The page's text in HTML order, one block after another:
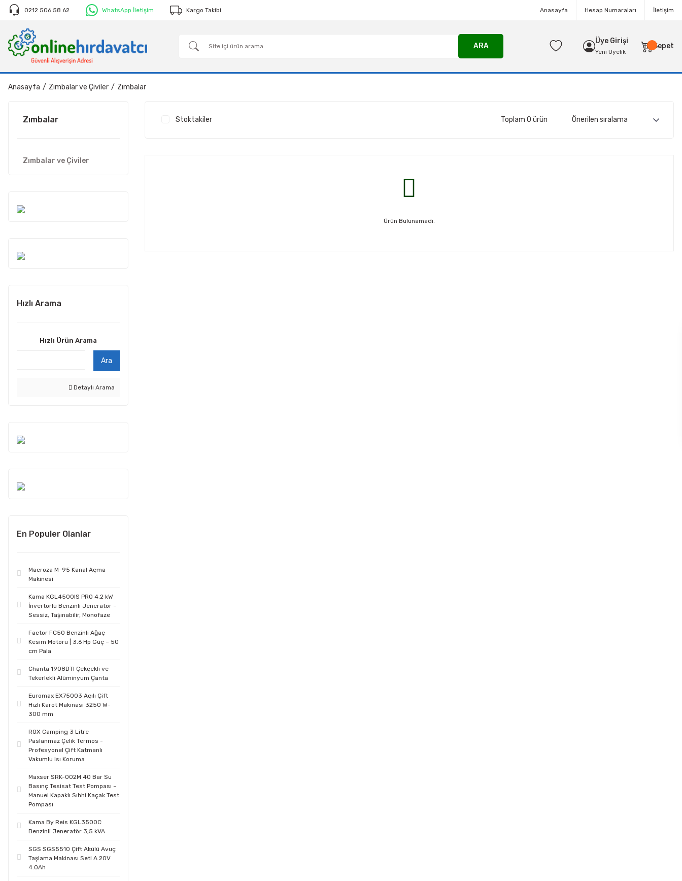
0212 506 58 62 WhatsApp İletişim Kargo Takibi Anasayfa Hesap Numaraları İletişim
ARA
Üye Girişi
Yeni Üyelik
Sepet
Anasayfa Zımbalar ve Çiviler Zımbalar
Zımbalar
Zımbalar ve Çiviler
Hızlı Arama
Hızlı Ürün Arama
Ara
Detaylı Arama
En Populer Olanlar
Macroza M-95 Kanal Açma
Makinesi
Kama KGL4500IS PRO 4.2 kW
İnvertörlü Benzinli Jeneratör –
Sessiz, Taşınabilir, Monofaze
Factor FC50 Benzinli Ağaç
Kesim Motoru | 3.6 Hp Güç – 50
cm Pala
Chanta 1908DTI Çekçekli ve
Tekerlekli Alüminyum Çanta
Euromax EX75003 Açılı Çift
Hızlı Karot Makinası 3250 W-
300 mm
ROX Camping 3 Litre
Paslanmaz Çelik Termos -
Profesyonel Çift Katmanlı
Vakumlu Isı Koruma
Maxser SRK-002M 40 Bar Su
Basınç Tesisat Test Pompası –
Manuel Kapaklı Sıhhi Kaçak Test
Pompası
Kama By Reis KGL3500C
Benzinli Jeneratör 3,5 kVA
SGS SGS5510 Çift Akülü Avuç
Taşlama Makinası Seti A 20V
4.0Ah
Stoktakiler Toplam 0 ürün
Ürün Bulunamadı.